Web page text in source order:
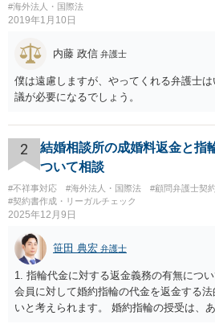
#海外法人・国際法
2019年1月10日
内藤 政信 弁護士
僕は遠慮しますが、やってくれる弁護士
議が必要になるでしょう。
2
結婚相談所の成婚料返金と指
ついて相談
#不祥事対応 #海外法人・国際法 #顧問弁護士契約
#契約書作成・リーガルチェック
2025年12月9日
笹田 典宏 弁護士
1. 指輪代金に対する返金義務の有無につ
会員に対して婚約指輪の代金を返金する
いと考えられます。 婚約指輪の授受は、